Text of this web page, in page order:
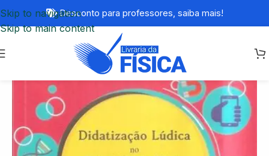
Skip to navigation
Skip to main content
Desconto para professores, saiba mais!